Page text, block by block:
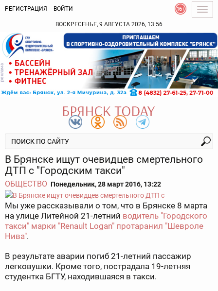
РЕГИСТРАЦИЯ ВОЙТИ
ВОСКРЕСЕНЬЕ, 9 АВГУСТА 2026, 13:56
В Брянске ищут очевидцев смертельного
ДТП с "Городским такси"
ОБЩЕСТВО Понедельник, 28 март 2016, 13:22
Мы уже рассказывали о том, что в Брянске 8 марта
на улице Литейной 21-летний водитель "Городского
такси" марки "Renault Logan" протаранил "Шевроле
Нива".
В результате аварии погиб 21-летний пассажир
легковушки. Кроме того, пострадала 19-летняя
студентка БГТУ, находившаяся в такси.